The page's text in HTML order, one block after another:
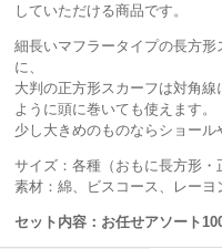
していただける商品です。
細長いマフラータイプの長方
に、
大判の正方形スカーフは対角
ように頭に巻いても使えます。
少し大きめのものならショール
サイズ：各種（おもに長方形・
素材：綿、ビスコース、レー
セット内容：お任せアソート